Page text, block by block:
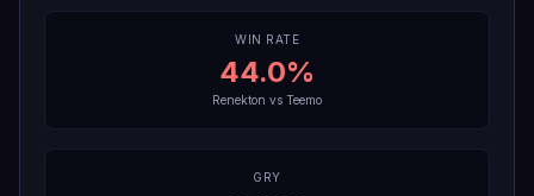
WIN RATE
44.0%
Renekton vs Teemo
GRY